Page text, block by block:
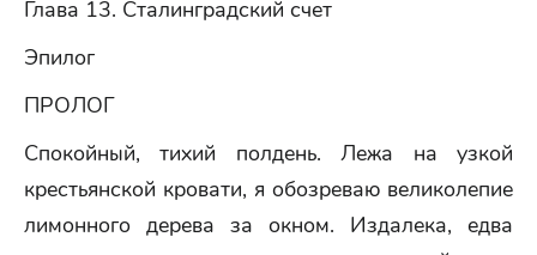
Глава 13. Сталинградский счет
Эпилог
ПРОЛОГ
Спокойный, тихий полдень. Лежа на узкой
крестьянской кровати, я обозреваю великолепие
лимонного дерева за окном. Издалека, едва